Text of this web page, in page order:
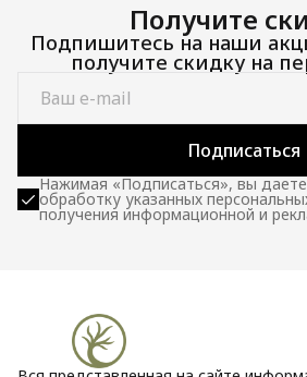
Получите
Подпишитесь на наши
получите скидку на
Подписаться
Нажимая «Подписаться», вы даете
обработку указанных
получения информационной и